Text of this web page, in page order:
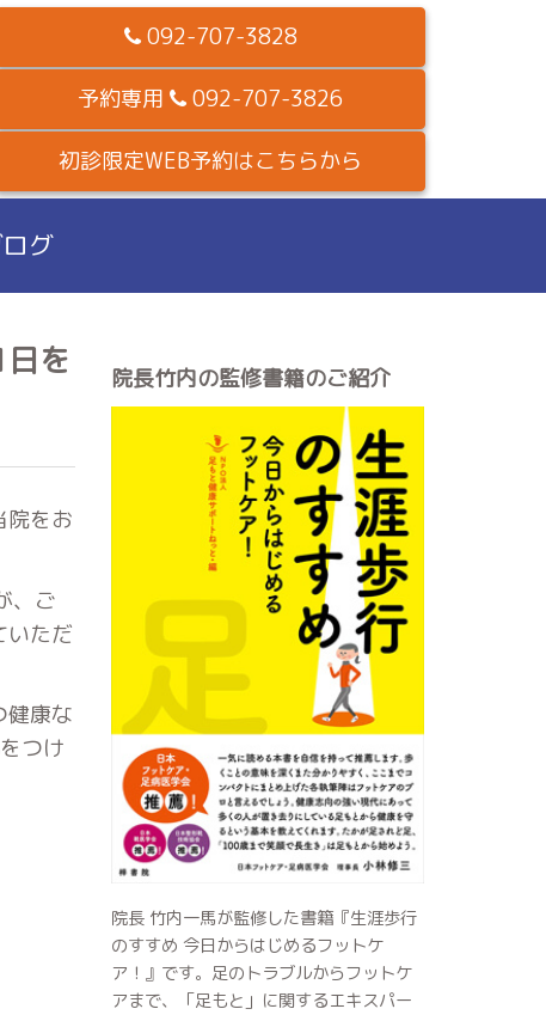
092-707-3828
予約専用 092-707-3826
初診限定WEB予約はこちらから
グ
を
をお
、ご
いただ
康な
つけ
院長竹内の監修書籍のご紹介
院長 竹内一馬が監修した書籍『生涯歩行
のすすめ 今日からはじめるフットケ
ア！』です。足のトラブルからフットケ
アまで、「足もと」に関するエキスパー